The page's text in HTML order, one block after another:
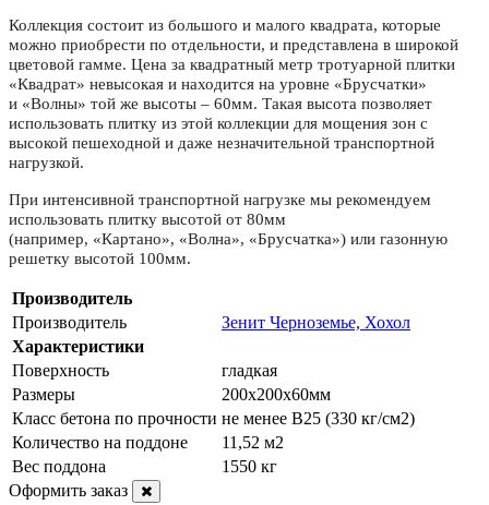
Коллекция состоит из большого и малого квадрата, которые
можно приобрести по отдельности, и представлена в широкой
цветовой гамме. Цена за квадратный метр тротуарной плитки
«Квадрат» невысокая и находится на уровне «Брусчатки»
и «Волны» той же высоты – 60мм. Такая высота позволяет
использовать плитку из этой коллекции для мощения зон с
высокой пешеходной и даже незначительной транспортной
нагрузкой.
При интенсивной транспортной нагрузке мы рекомендуем
использовать плитку высотой от 80мм
(например, «Картано», «Волна», «Брусчатка») или газонную
решетку высотой 100мм.
Производитель
Производитель
Зенит Черноземье, Хохол
Характеристики
Поверхность
гладкая
Размеры
200х200х60мм
Класс бетона по прочности не менее B25 (330 кг/см2)
Количество на поддоне
11,52 м2
Вес поддона
1550 кг
Оформить заказ